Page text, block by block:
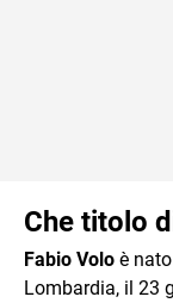
Che titolo
Fabio Volo è
Lombardia, il 23